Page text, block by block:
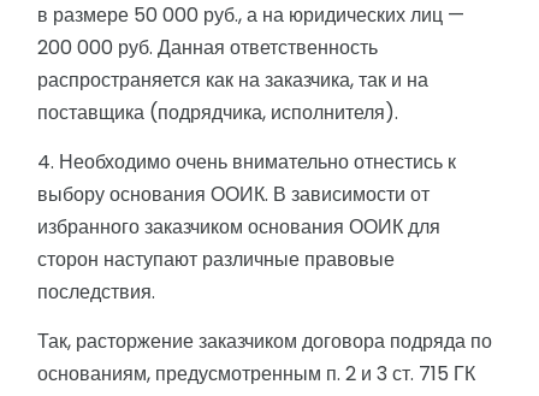
в размере 50 000 руб., а на юридических лиц —
200 000 руб. Данная ответственность
распространяется как на заказчика, так и на
поставщика (подрядчика, исполнителя).
4. Необходимо очень внимательно отнестись к
выбору основания ООИК. В зависимости от
избранного заказчиком основания ООИК для
сторон наступают различные правовые
последствия.
Так, расторжение заказчиком договора подряда по
основаниям, предусмотренным п. 2 и 3 ст. 715 ГК